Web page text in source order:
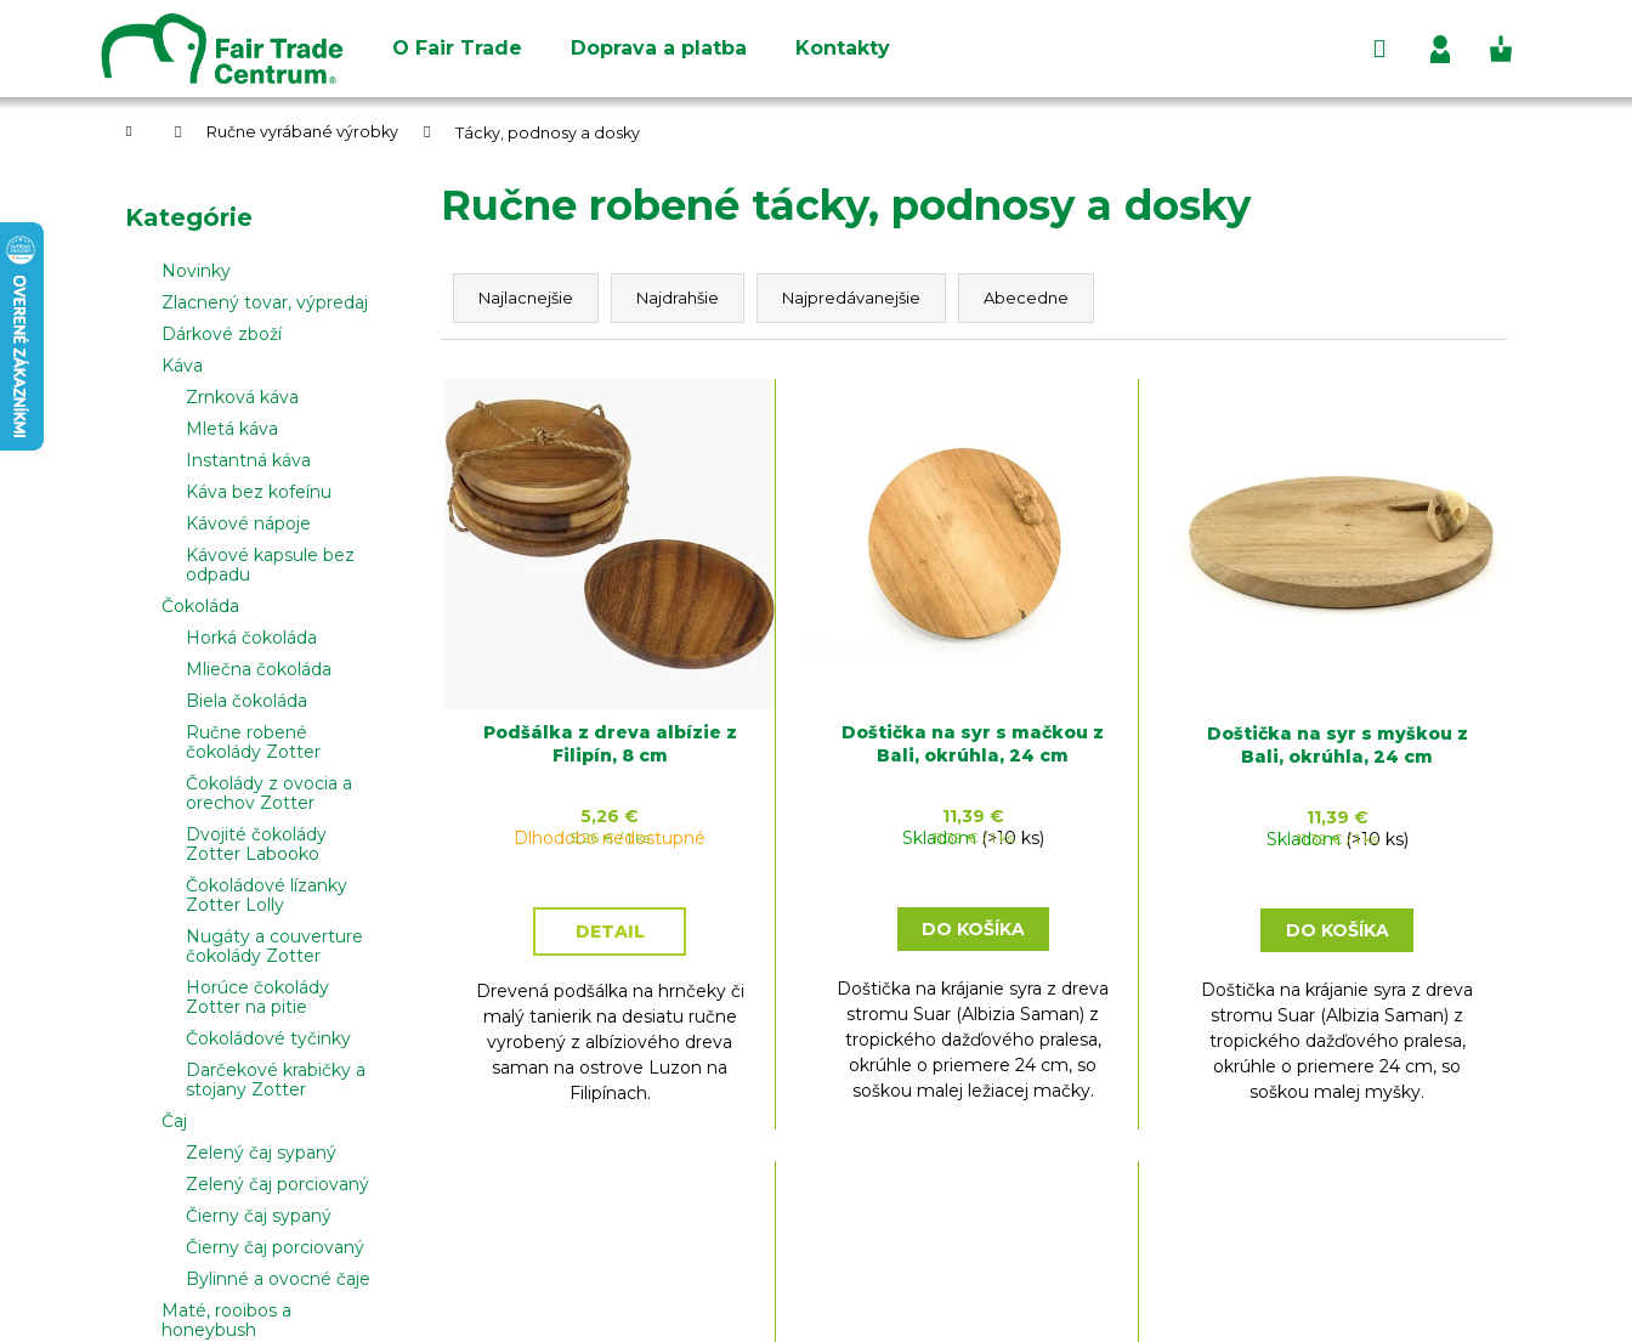
O Fair Trade Doprava a platba Kontakty
Hľadať
Prihlásenie
Nákupný
Domov Ručne vyrábané výrobky Tácky, podnosy a dosky
Preskočiť
kategórie
Kategórie
Novinky
Zlacnený tovar, výpredaj
Dárkové zboží
Káva
Zrnková káva
Mletá káva
Instantná káva
Káva bez kofeínu
Kávové nápoje
Kávové kapsule bez
odpadu
Čokoláda
Horká čokoláda
Mliečna čokoláda
Biela čokoláda
Ručne robené
čokolády Zotter
Čokolády z ovocia a
orechov Zotter
Dvojité čokolády
Zotter Labooko
Čokoládové lízanky
Zotter Lolly
Nugáty a couverture
čokolády Zotter
Horúce čokolády
Zotter na pitie
Čokoládové tyčinky
Darčekové krabičky a
stojany Zotter
Čaj
Zelený čaj sypaný
Zelený čaj porciovaný
Čierny čaj sypaný
Čierny čaj porciovaný
Bylinné a ovocné čaje
Maté, rooibos a
honeybush
Ručne robené tácky, podnosy a dosky
R
d
i
e
p
r
Najlacnejšie Najdrahšie Najpredávanejšie Abecedne
p
s
p
Podšálka z dreva albízie z
Filipín, 8 cm
Dlhodobo nedostupné
5,26 €
Jednotková
5,26 € / 1 ks
DETAIL
Drevená podšálka na hrnčeky či
malý tanierik na desiatu ručne
vyrobený z albíziového dreva
saman na ostrove Luzon na
Filipínach.
Doštička na syr s mačkou z
Bali, okrúhla, 24 cm
Skladom(>10 ks)
11,39 €
Jednotková
11,39 € / 1 ks
DO KOŠÍKA
Doštička na krájanie syra z dreva
stromu Suar (Albizia Saman) z
tropického dažďového pralesa,
okrúhle o priemere 24 cm, so
soškou malej ležiacej mačky.
Doštička na syr s myškou z
Bali, okrúhla, 24 cm
Skladom(>10 ks)
11,39 €
Jednotková
11,39 € / 1 ks
DO KOŠÍKA
Doštička na krájanie syra z dreva
stromu Suar (Albizia Saman) z
tropického dažďového pralesa,
okrúhle o priemere 24 cm, so
soškou malej myšky.
í
Späť
do
Späť
do
Čo potrebujete nájsť?
Odporúčame